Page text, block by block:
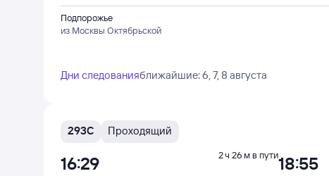
Подпорожье
из Москвы Октябрьской
Дни следованияближайшие: 6, 7, 8 августа
293С Проходящий
16:29 18:55
2 ч 26 м в пути